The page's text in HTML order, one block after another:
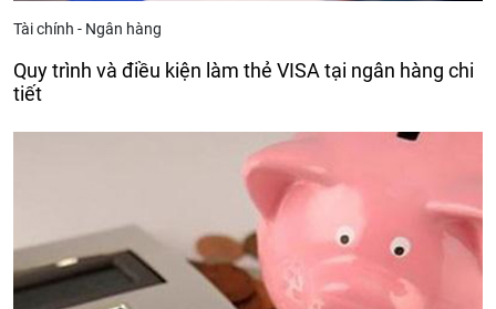
Tài chính - Ngân hàng
Quy trình và điều kiện làm thẻ VISA tại ngân hàng chi
tiết